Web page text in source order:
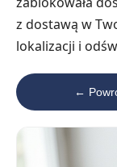
z dostawą w
lokalizacji i
←